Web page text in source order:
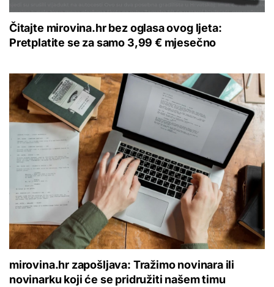
Čitajte mirovina.hr bez oglasa ovog ljeta:
Pretplatite se za samo 3,99 € mjesečno
mirovina.hr zapošljava: Tražimo novinara ili
novinarku koji će se pridružiti našem timu